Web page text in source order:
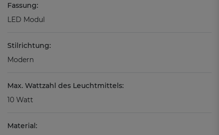
Fassung:
LED Modul
Stilrichtung:
Modern
Max. Wattzahl des Leuchtmittels:
10 Watt
Material: